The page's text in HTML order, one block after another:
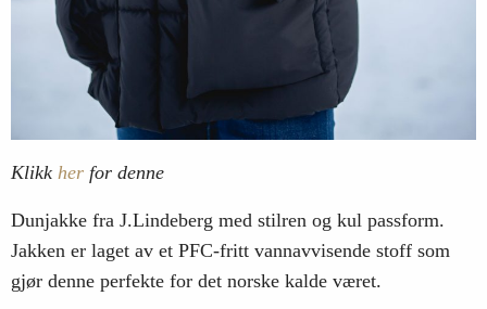
Klikk her for denne
Dunjakke fra J.Lindeberg med stilren og kul passform.
Jakken er laget av et PFC-fritt vannavvisende stoff som
gjør denne perfekte for det norske kalde været.